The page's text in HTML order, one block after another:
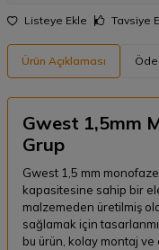
Listeye Ekle Tavsiye
Ürün Açıklaması
Gwest 1,5mm
Grup
Gwest 1,5 mm
kapasitesine sahip bir
malzemeden üretilmiş
sağlamak için
bu ürün, kolay montaj